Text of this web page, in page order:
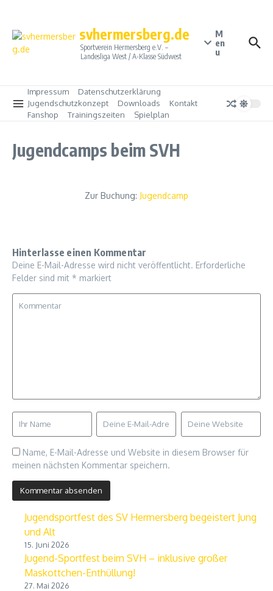
svhermersberg.de
Sportverein Hermersberg e.V. –
Landesliga West / A-Klasse Südwest
M
en
u
Impressum
Datenschutzerklärung
Jugendschutzkonzept
Downloads
Kontakt
Fanshop
Trainingszeiten Spielplan
Jugendcamps beim SVH
Zur Buchung: Jugendcamp
Hinterlasse einen Kommentar
Deine E-Mail-Adresse wird nicht veröffentlicht. Erforderliche
Felder sind mit * markiert
Name, E-Mail-Adresse und Website in diesem Browser für
meinen nächsten Kommentar speichern.
Jugendsportfest des SV Hermersberg begeistert Jung
und Alt
15. Juni 2026
Jugend-Sportfest beim SVH – inklusive großer
Maskottchen-Enthüllung!
27. Mai 2026